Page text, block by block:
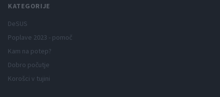
KATEGORIJE
DeSUS
Poplave 2023 - pomoč
Kam na potep?
Dobro počutje
Korošci v tujini